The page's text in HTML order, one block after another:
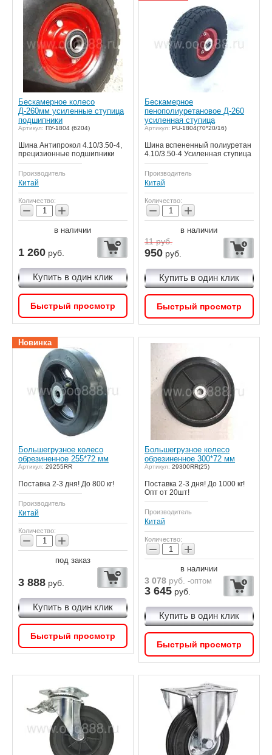
Бескамерное колесо
Д-260мм усиленные ступица
подшипники
Артикул: ПУ-1804 (6204)
Шина Антипрокол 4.10/3.50-4,
прецизионные подшипники
Производитель
Китай
Количество:
− +
в наличии
1 260 руб.
Купить в один клик
Быстрый просмотр
Бескамерное
пенополиуретановое Д-260
усиленная ступица
Артикул: PU-1804(70*20/16)
Шина вспененный полиуретан
4.10/3.50-4 Усиленная ступица
Производитель
Китай
Количество:
− +
в наличии
11руб.
950 руб.
Купить в один клик
Быстрый просмотр
Новинка
Большегрузное колесо
обрезиненное 255*72 мм
Артикул: 29255RR
Поставка 2-3 дня! До 800 кг!
Производитель
Китай
Количество:
− +
под заказ
3 888 руб.
Купить в один клик
Быстрый просмотр
Большегрузное колесо
обрезиненное 300*72 мм
Артикул: 29300RR(25)
Поставка 2-3 дня! До 1000 кг!
Опт от 20шт!
Производитель
Китай
Количество:
− +
в наличии
3 078 руб.-оптом
3 645 руб.
Купить в один клик
Быстрый просмотр